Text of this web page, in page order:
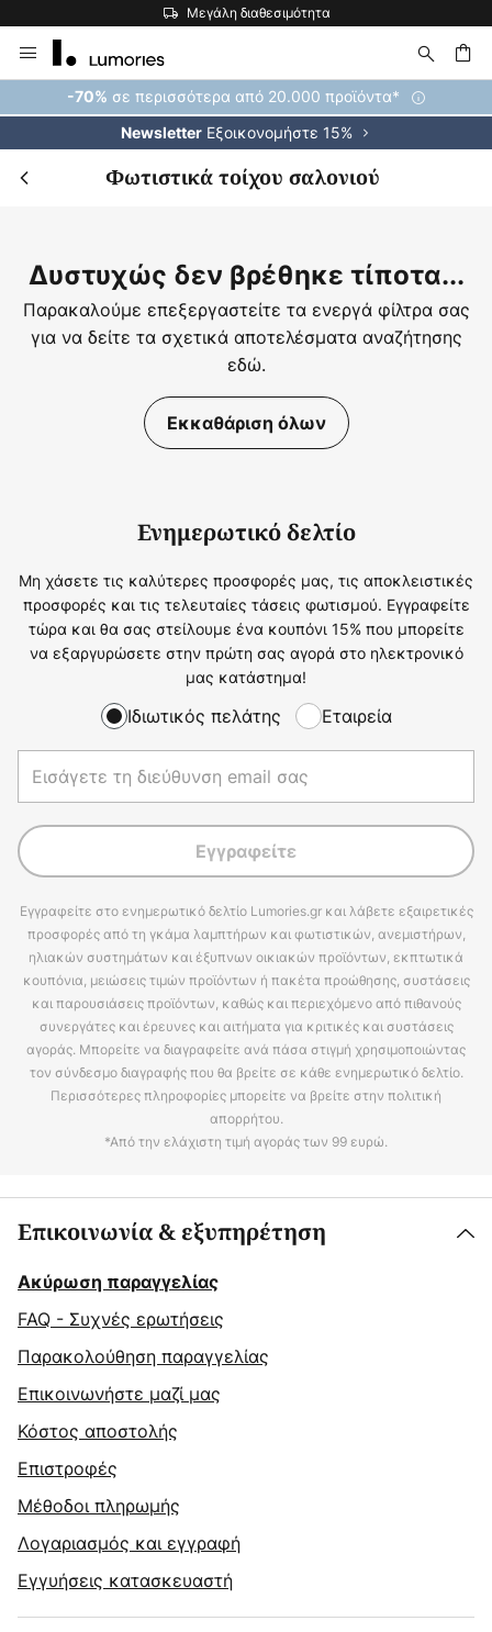
Μεγάλη διαθεσιμότητα
Μετάβαση
στο
περιεχόμενο
-70% σε περισσότερα από 20.000 προϊόντα*
Newsletter Εξοικονομήστε 15%
Φωτιστικά τοίχου σαλονιού
Δυστυχώς δεν βρέθηκε τίποτα...
Παρακαλούμε επεξεργαστείτε τα ενεργά φίλτρα σας
για να δείτε τα σχετικά αποτελέσματα αναζήτησης
εδώ.
Εκκαθάριση όλων
Ενημερωτικό δελτίο
Μη χάσετε τις καλύτερες προσφορές μας, τις αποκλειστικές
προσφορές και τις τελευταίες τάσεις φωτισμού. Εγγραφείτε
τώρα και θα σας στείλουμε ένα κουπόνι 15% που μπορείτε
να εξαργυρώσετε στην πρώτη σας αγορά στο ηλεκτρονικό
μας κατάστημα!
Ιδιωτικός πελάτης Εταιρεία
Εγγραφείτε
Εγγραφείτε στο ενημερωτικό δελτίο Lumories.gr και λάβετε εξαιρετικές
προσφορές από τη γκάμα λαμπτήρων και φωτιστικών, ανεμιστήρων,
ηλιακών συστημάτων και έξυπνων οικιακών προϊόντων, εκπτωτικά
κουπόνια, μειώσεις τιμών προϊόντων ή πακέτα προώθησης, συστάσεις
και παρουσιάσεις προϊόντων, καθώς και περιεχόμενο από πιθανούς
συνεργάτες και έρευνες και αιτήματα για κριτικές και συστάσεις
αγοράς. Μπορείτε να διαγραφείτε ανά πάσα στιγμή χρησιμοποιώντας
τον σύνδεσμο διαγραφής που θα βρείτε σε κάθε ενημερωτικό δελτίο.
Περισσότερες πληροφορίες μπορείτε να βρείτε στην πολιτική
απορρήτου.
*Από την ελάχιστη τιμή αγοράς των 99 ευρώ.
Επικοινωνία & εξυπηρέτηση
Ακύρωση παραγγελίας
FAQ - Συχνές ερωτήσεις
Παρακολούθηση παραγγελίας
Επικοινωνήστε μαζί μας
Κόστος αποστολής
Επιστροφές
Μέθοδοι πληρωμής
Λογαριασμός και εγγραφή
Εγγυήσεις κατασκευαστή